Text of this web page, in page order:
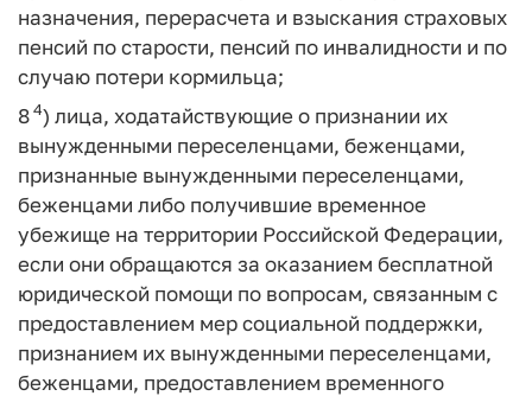
назначения, перерасчета и взыскания страховых
пенсий по старости, пенсий по инвалидности и по
случаю потери кормильца;
8 4) лица, ходатайствующие о признании их
вынужденными переселенцами, беженцами,
признанные вынужденными переселенцами,
беженцами либо получившие временное
убежище на территории Российской Федерации,
если они обращаются за оказанием бесплатной
юридической помощи по вопросам, связанным с
предоставлением мер социальной поддержки,
признанием их вынужденными переселенцами,
беженцами, предоставлением временного